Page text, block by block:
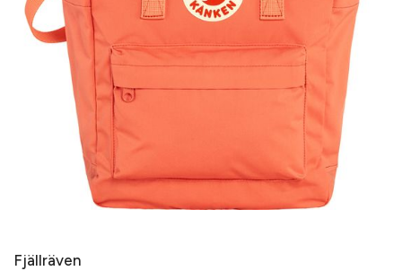
Fjällräven